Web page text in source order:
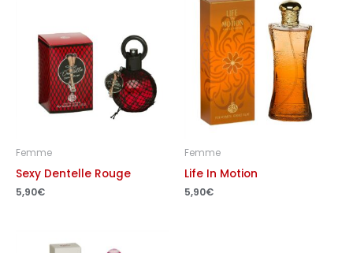
Femme
Sexy Dentelle Rouge
5,90€
Femme
Life In Motion
5,90€